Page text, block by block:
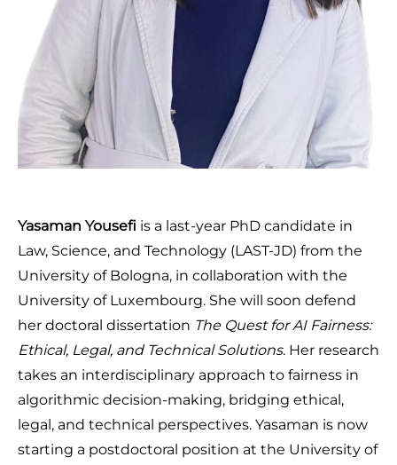
Yasaman Yousefi is a last-year PhD candidate in
Law, Science, and Technology (LAST-JD) from the
University of Bologna, in collaboration with the
University of Luxembourg. She will soon defend
her doctoral dissertation The Quest for AI Fairness:
Ethical, Legal, and Technical Solutions. Her research
takes an interdisciplinary approach to fairness in
algorithmic decision-making, bridging ethical,
legal, and technical perspectives. Yasaman is now
starting a postdoctoral position at the University of